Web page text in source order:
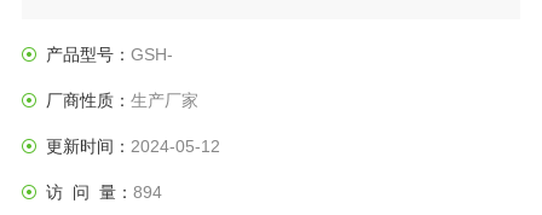
工，制药等行业理想的所需设备。
产品型号： GSH-
厂商性质： 生产厂家
更新时间： 2024-05-12
访 问 量： 894